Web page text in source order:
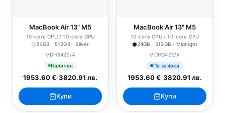
MacBook Air 13" M5
10-core CPU / 10-core GPU
24GB · 512GB · Silver
MDH94ZE/A
Наличен
1953.60 €/3820.91 лв.
Купи
MacBook Air 13" M5
10-core CPU / 10-core GPU
24GB · 512GB · Midnight
MDHG4ZE/A
По заявка
1953.60 €/3820.91 лв.
Купи